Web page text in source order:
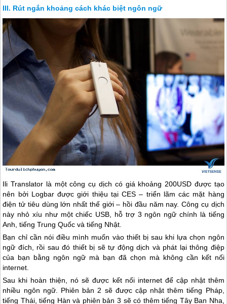
Rút ngắn khoảng cách khác biệt ngôn ngữ
Ili Translator là một công cụ dịch có giá khoảng 200USD được tạo
nên bởi Logbar được giới thiệu tại CES – triển lãm các mặt hàng
điện tử tiêu dùng lớn nhất thế giới – hồi đầu năm nay. Công cụ dịch
này nhỏ xíu như một chiếc USB, hỗ trợ 3 ngôn ngữ chính là tiếng
Anh, tiếng Trung Quốc và tiếng Nhật.
Bạn chỉ cần nói điều mình muốn vào thiết bị sau khi lựa chọn ngôn
ngữ đích, rồi sau đó thiết bị sẽ tự động dịch và phát lại thông điệp
của bạn bằng ngôn ngữ mà bạn đã chọn mà không cần kết nối
internet.
Sau khi hoàn thiện, nó sẽ được kết nối internet để cập nhật thêm
nhiều ngôn ngữ. Phiên bản 2 sẽ được cập nhật thêm tiếng Pháp,
tiếng Thái, tiếng Hàn và phiên bản 3 sẽ có thêm tiếng Tây Ban Nha,